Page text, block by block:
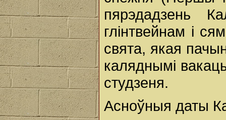
пярэдадзень
глінтвейнам і
свята, якая
каляднымі
студзеня.
Асноўныя даты